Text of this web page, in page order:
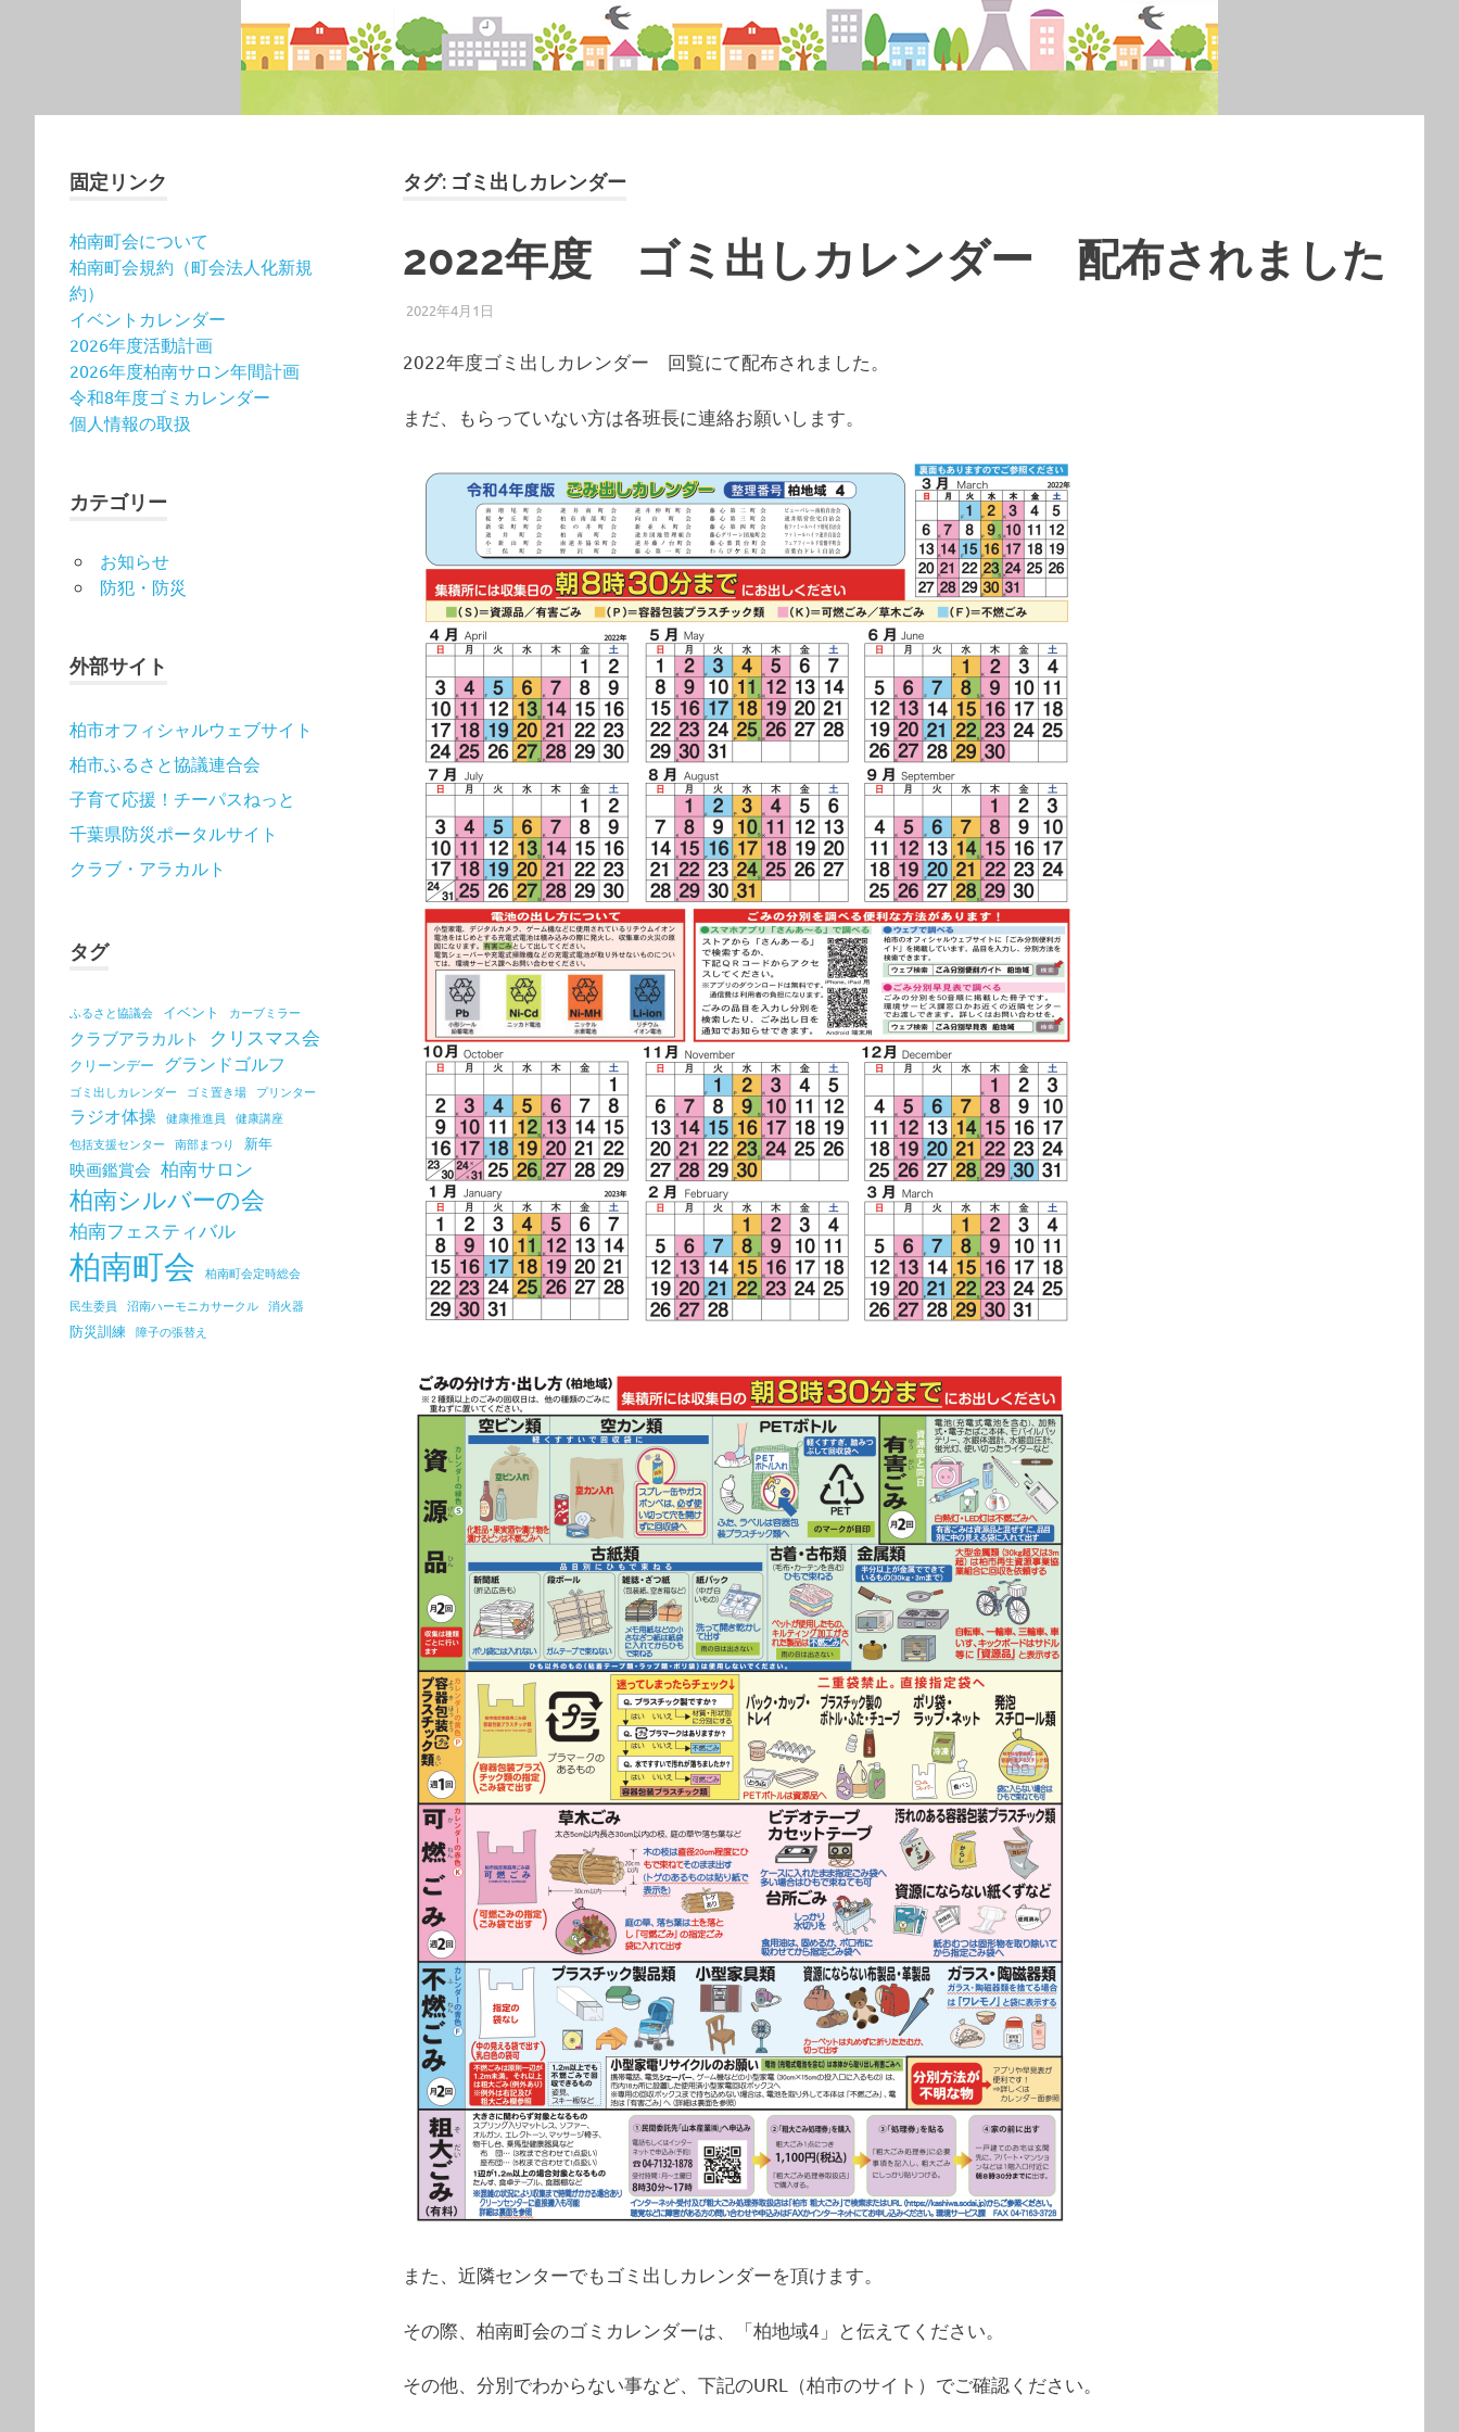
タグ: ゴミ出しカレンダー
2022年度 ゴミ出しカレンダー 配布されました
2022年4月1日
2022年度ゴミ出しカレンダー 回覧にて配布されました。
まだ、もらっていない方は各班長に連絡お願いします。
また、近隣センターでもゴミ出しカレンダーを頂けます。
その際、柏南町会のゴミカレンダーは、「柏地域4」と伝えてください。
その他、分別でわからない事など、下記のURL（柏市のサイト）でご確認ください。
固定リンク
柏南町会について
柏南町会規約（町会法人化新規
約）
イベントカレンダー
2026年度活動計画
2026年度柏南サロン年間計画
令和8年度ゴミカレンダー
個人情報の取扱
カテゴリー
お知らせ
防犯・防災
外部サイト
柏市オフィシャルウェブサイト
柏市ふるさと協議連合会
子育て応援！チーパスねっと
千葉県防災ポータルサイト
クラブ・アラカルト
タグ
ふるさと協議会 イベント カーブミラー
クラブアラカルト クリスマス会
クリーンデー グランドゴルフ
ゴミ出しカレンダー ゴミ置き場 プリンター
ラジオ体操 健康推進員
健康講座
包括支援センター
南部まつり 新年
映画鑑賞会 柏南サロン
柏南シルバーの会
柏南フェスティバル
柏南町会
柏南町会定時総会
民生委員
沼南ハーモニカサークル 消火器
防災訓練 障子の張替え